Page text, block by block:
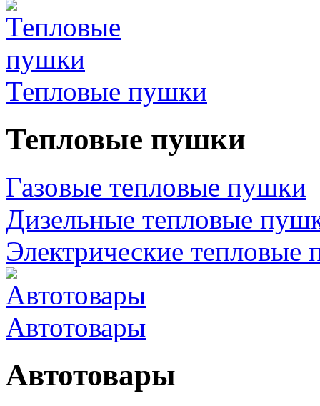
Тепловые пушки
Тепловые пушки
Газовые тепловые пушки
Дизельные тепловые
Электрические тепловые
Автотовары
Автотовары